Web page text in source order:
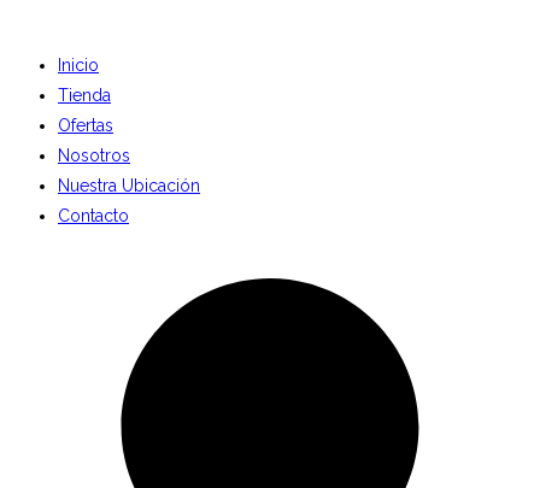
Inicio
Tienda
Ofertas
Nosotros
Nuestra Ubicación
Contacto